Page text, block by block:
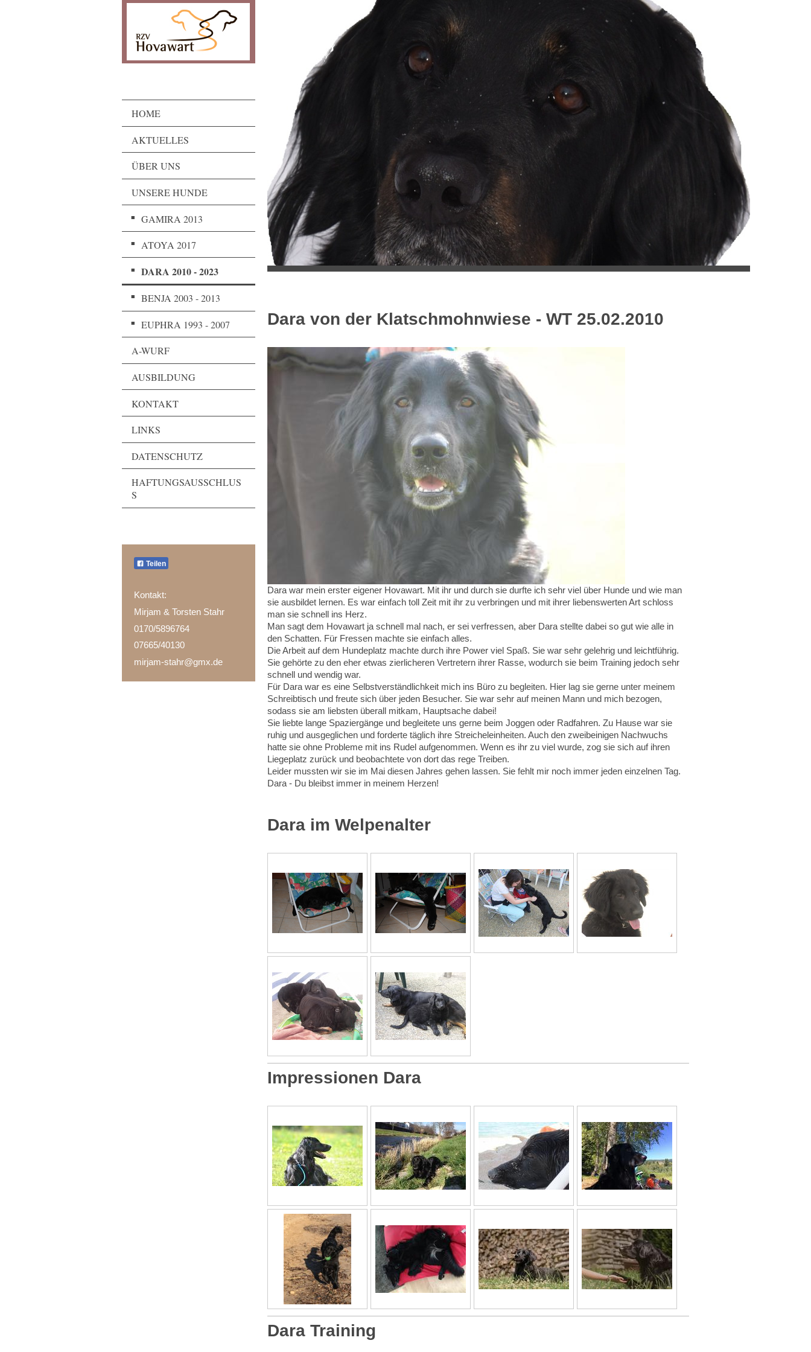
HOME
AKTUELLES
ÜBER UNS
UNSERE HUNDE
GAMIRA 2013
ATOYA 2017
DARA 2010 - 2023
BENJA 2003 - 2013
EUPHRA 1993 - 2007
A-WURF
AUSBILDUNG
KONTAKT
LINKS
DATENSCHUTZ
HAFTUNGSAUSSCHLUS
S
Teilen
Kontakt:
Mirjam & Torsten Stahr
0170/5896764
07665/40130
mirjam-stahr@gmx.de
Dara von der Klatschmohnwiese - WT 25.02.2010
Dara war mein erster eigener Hovawart. Mit ihr und durch sie durfte ich sehr viel über Hunde und wie man
sie ausbildet lernen. Es war einfach toll Zeit mit ihr zu verbringen und mit ihrer liebenswerten Art schloss
man sie schnell ins Herz.
Man sagt dem Hovawart ja schnell mal nach, er sei verfressen, aber Dara stellte dabei so gut wie alle in
den Schatten. Für Fressen machte sie einfach alles.
Die Arbeit auf dem Hundeplatz machte durch ihre Power viel Spaß. Sie war sehr gelehrig und leichtführig.
Sie gehörte zu den eher etwas zierlicheren Vertretern ihrer Rasse, wodurch sie beim Training jedoch sehr
schnell und wendig war.
Für Dara war es eine Selbstverständlichkeit mich ins Büro zu begleiten. Hier lag sie gerne unter meinem
Schreibtisch und freute sich über jeden Besucher. Sie war sehr auf meinen Mann und mich bezogen,
sodass sie am liebsten überall mitkam, Hauptsache dabei!
Sie liebte lange Spaziergänge und begleitete uns gerne beim Joggen oder Radfahren. Zu Hause war sie
ruhig und ausgeglichen und forderte täglich ihre Streicheleinheiten. Auch den zweibeinigen Nachwuchs
hatte sie ohne Probleme mit ins Rudel aufgenommen. Wenn es ihr zu viel wurde, zog sie sich auf ihren
Liegeplatz zurück und beobachtete von dort das rege Treiben.
Leider mussten wir sie im Mai diesen Jahres gehen lassen. Sie fehlt mir noch immer jeden einzelnen Tag.
Dara - Du bleibst immer in meinem Herzen!
Dara im Welpenalter
Impressionen Dara
Dara Training